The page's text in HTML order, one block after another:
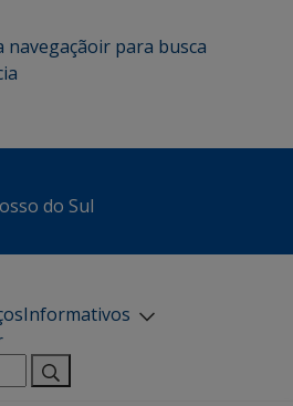
navegaçãoir para busca
do Sul
Informativos